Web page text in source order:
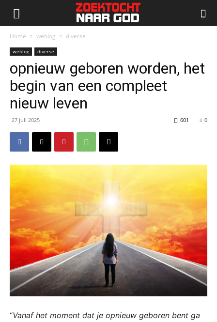
Home weblog diverse
weblog diverse
opnieuw geboren worden, het
begin van een compleet
nieuw leven
27 juli 2025 0
601
“Vanaf het moment dat je opnieuw geboren bent ga